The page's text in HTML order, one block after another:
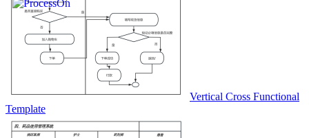
Vertical Cross Functional
Template